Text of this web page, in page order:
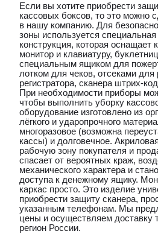
Если вы хотите приобрести
кассовых боксов, то это можно
в нашу компанию. Для
зоны используется специальная
конструкция, которая оснащает
монитор и клавиатуру,
специальным ящиком для
лотком для чеков, отсеками
регистратора, сканера штрих-
При необходимости приборы
чтобы выполнить уборку
оборудование изготовлено из
лёгкого и ударопрочного
многоразовое (возможна
кассы) и долговечное.
рабочую зону покупателя и
спасает от вероятных краж,
механического характера и
доступа к денежному ящику.
каркас просто. Это изделие
приобрести защиту сканера,
указанным телефонам. Мы
цены и осуществляем доставку
регион России.